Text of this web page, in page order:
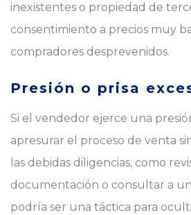
inexistentes o propiedad de
consentimiento a precios muy
compradores desprevenidos.
Presión o prisa
Si el vendedor ejerce una
apresurar el proceso de venta
las debidas diligencias, como
documentación o consultar a
podría ser una táctica para